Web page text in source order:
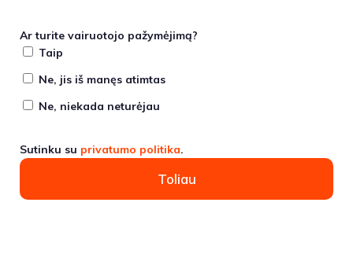
Ar turite vairuotojo pažymėjimą?
Taip
Ne, jis iš manęs atimtas
Ne, niekada neturėjau
Sutinku su privatumo politika.
Toliau